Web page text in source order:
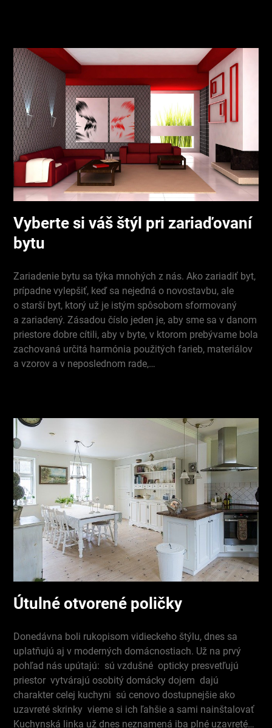
Vyberte si váš štýl pri zariaďovaní
bytu
Zariadenie bytu sa týka mnohých z nás. Ako zariadiť byt,
prípadne vylepšiť, keď sa nejedná o novostavbu, ale
o starší byt, ktorý už je istým spôsobom sformovaný
a zariadený. Zásadou číslo jeden je, aby sme sa v danom
priestore dobre cítili, aby v byte, v ktorom prebývame bola
zachovaná určitá harmónia použitých farieb, materiálov
a vzorov a v neposlednom rade,…
Útulné otvorené poličky
Donedávna boli rukopisom vidieckeho štýlu, dnes sa
uplatňujú aj v moderných domácnostiach. Už na prvý
pohľad nás upútajú: sú vzdušné opticky presvetľujú
priestor vytvárajú osobitý domácky dojem dajú
charakter celej kuchyni sú cenovo dostupnejšie ako
uzavreté skrinky vieme si ich ľahšie a sami nainštalovať
Kuchynská linka už dnes neznamená iba plné uzavreté…